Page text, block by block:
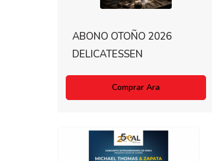
ABONO OTOÑO 2026
DELICATESSEN
Comprar Ara